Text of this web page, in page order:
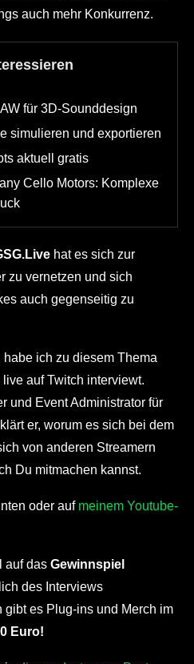
auch mehr Konkurrenz.
für 3D-Sounddesign
simulieren und exportieren
aktuell gratis
Cello Motors: Komplexe
hat es sich zur
zu vernetzen und sich
auch gegenseitig zu
ich zu diesem Thema
live auf Twitch interviewt.
und Event Administrator für
er, worum es sich bei dem
von anderen Streamern
Du mitmachen kannst.
oder auf meinem Youtube-
auf das Gewinnspiel
des Interviews
es Plug-ins und Merch im
Euro!